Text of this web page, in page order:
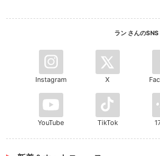
ラン さんのSNS
Instagram X
YouTube TikTok